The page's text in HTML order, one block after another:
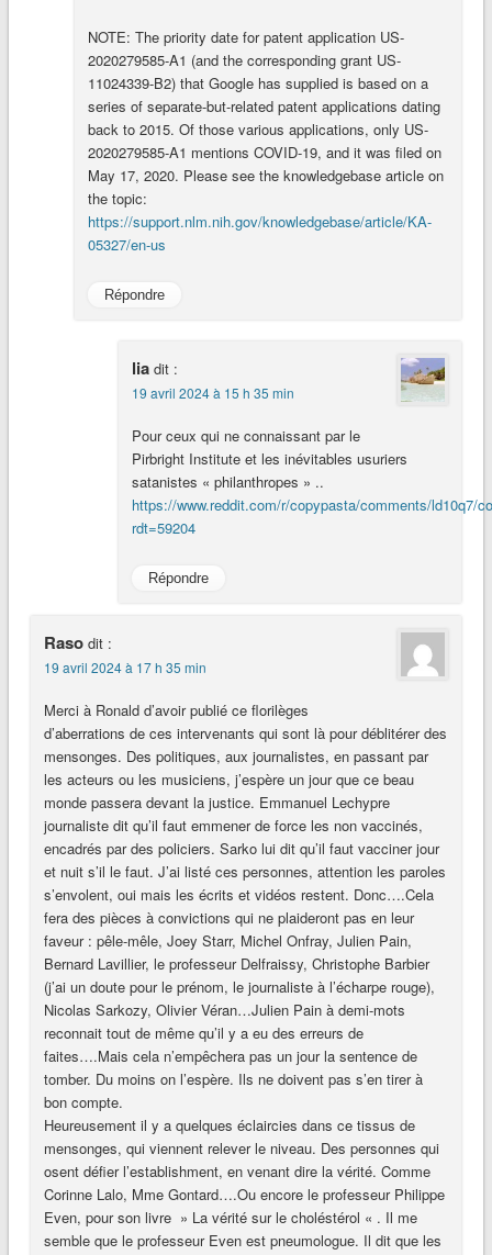
NOTE: The priority date for patent application US-
2020279585-A1 (and the corresponding grant US-
11024339-B2) that Google has supplied is based on a
series of separate-but-related patent applications dating
back to 2015. Of those various applications, only US-
2020279585-A1 mentions COVID-19, and it was filed on
May 17, 2020. Please see the knowledgebase article on
the topic:
https://support.nlm.nih.gov/knowledgebase/article/KA-
05327/en-us
Répondre
lia dit :
19 avril 2024 à 15 h 35 min
Pour ceux qui ne connaissant par le
Pirbright Institute et les inévitables usuriers
satanistes « philanthropes » ..
https://www.reddit.com/r/copypasta/comments/ld10q7/
rdt=59204
Répondre
Raso dit :
19 avril 2024 à 17 h 35 min
Merci à Ronald d’avoir publié ce florilèges
d’aberrations de ces intervenants qui sont là pour déblitérer des
mensonges. Des politiques, aux journalistes, en passant par
les acteurs ou les musiciens, j’espère un jour que ce beau
monde passera devant la justice. Emmanuel Lechypre
journaliste dit qu’il faut emmener de force les non vaccinés,
encadrés par des policiers. Sarko lui dit qu’il faut vacciner jour
et nuit s’il le faut. J’ai listé ces personnes, attention les paroles
s’envolent, oui mais les écrits et vidéos restent. Donc….Cela
fera des pièces à convictions qui ne plaideront pas en leur
faveur : pêle-mêle, Joey Starr, Michel Onfray, Julien Pain,
Bernard Lavillier, le professeur Delfraissy, Christophe Barbier
(j’ai un doute pour le prénom, le journaliste à l’écharpe rouge),
Nicolas Sarkozy, Olivier Véran…Julien Pain à demi-mots
reconnait tout de même qu’il y a eu des erreurs de
faites….Mais cela n’empêchera pas un jour la sentence de
tomber. Du moins on l’espère. Ils ne doivent pas s’en tirer à
bon compte.
Heureusement il y a quelques éclaircies dans ce tissus de
mensonges, qui viennent relever le niveau. Des personnes qui
osent défier l’establishment, en venant dire la vérité. Comme
Corinne Lalo, Mme Gontard….Ou encore le professeur Philippe
Even, pour son livre » La vérité sur le choléstérol « . Il me
semble que le professeur Even est pneumologue. Il dit que les